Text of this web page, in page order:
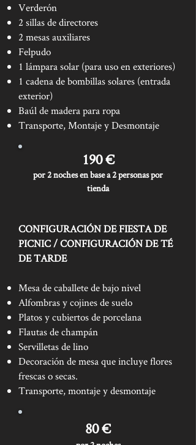
Verderón
2 sillas de directores
2 mesas auxiliares
Felpudo
1 lámpara solar (para uso en exteriores)
1 cadena de bombillas solares (entrada
exterior)
Baúl de madera para ropa
Transporte, Montaje y Desmontaje
190 €
por 2 noches en base a 2 personas por
tienda
CONFIGURACIÓN DE FIESTA DE
PICNIC / CONFIGURACIÓN DE TÉ
DE TARDE
Mesa de caballete de bajo nivel
Alfombras y cojines de suelo
Platos y cubiertos de porcelana
Flautas de champán
Servilletas de lino
Decoración de mesa que incluye flores
frescas o secas.
Transporte, montaje y desmontaje
80 €